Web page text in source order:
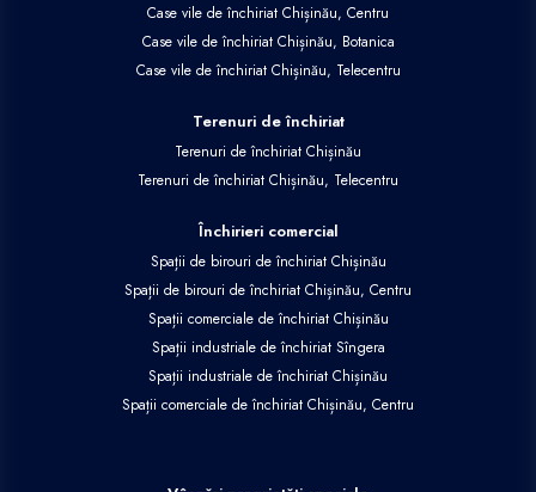
Case vile de închiriat Chișinău, Centru
Case vile de închiriat Chișinău, Botanica
Case vile de închiriat Chișinău, Telecentru
Terenuri de închiriat
Terenuri de închiriat Chișinău
Terenuri de închiriat Chișinău, Telecentru
Închirieri comercial
Spații de birouri de închiriat Chișinău
Spații de birouri de închiriat Chișinău, Centru
Spații comerciale de închiriat Chișinău
Spații industriale de închiriat Sîngera
Spații industriale de închiriat Chișinău
Spații comerciale de închiriat Chișinău, Centru